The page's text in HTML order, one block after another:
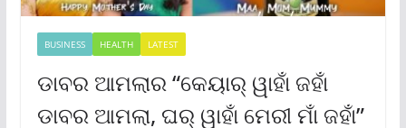
BUSINESS HEALTH LATEST
ଡାବର ଆମଲାର “କେୟାର୍ ୱାହାଁ ଜହାଁ
ଡାବର ଆମଲା, ଘର୍ ୱାହାଁ ମେରୀ ମାଁ ଜହାଁ”